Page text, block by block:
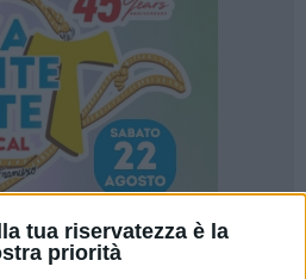
tua riservatezza è la
priorità